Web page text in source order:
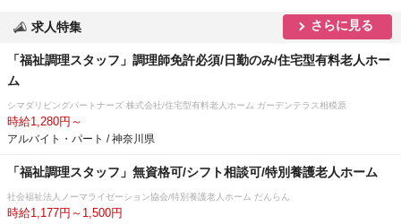
求人特集 さらに見る
「福祉調理スタッフ」調理師免許必須/日勤のみ/住宅型有料老人ホー
ム
シマダリビングパートナーズ 株式会社/住宅型有料老人ホーム ガーデンテラス相模原
時給1,280円～
アルバイト・パート / 神奈川県
「福祉調理スタッフ」無資格可/シフト相談可/特別養護老人ホーム
社会福祉法人ノーマライゼーション協会/特別養護老人ホーム だんらん
時給1,177円～1,500円